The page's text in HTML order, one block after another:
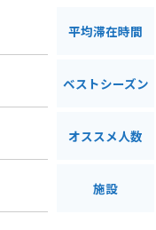
平均滞在時間
ベストシーズン
オススメ人数
施設